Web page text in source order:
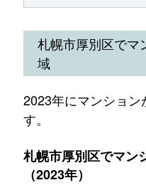
札幌市厚別区でマ
域
2023年にマンショ
す。
札幌市厚別区でマン
（2023年）